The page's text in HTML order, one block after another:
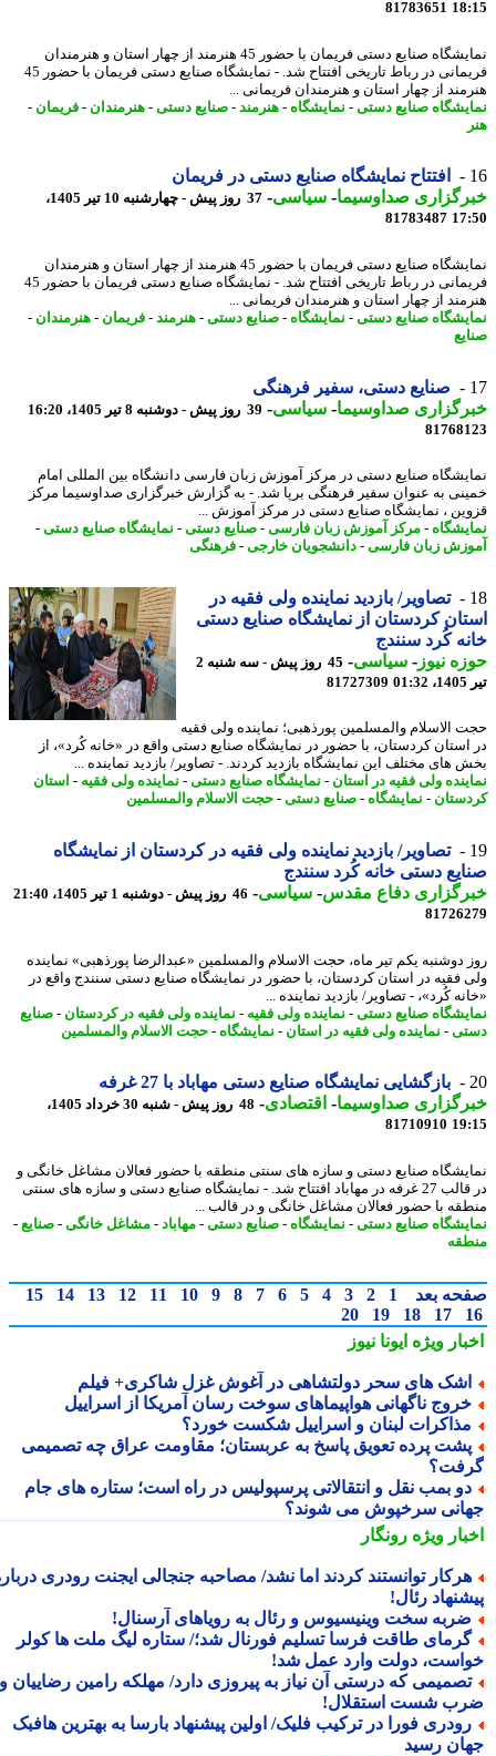
81783651
نمایشگاه صنایع دستی فریمان با حضور 45 هنرمند از چهار استان و هنرمندان
فریمانی در رباط تاریخی افتتاح شد. - نمایشگاه صنایع دستی فریمان با حضور 45
از چهار استان و هنرمندان فریمانی ...
صنایع دستی-نمایشگاه-هنرمند-صنایع دستی-هنرمندان- فریمان-
افتتاح نمایشگاه صنایع دستی در فریمان
صداوسیما-سیاسی-
37 روز پیش - چهارشنبه 10 تیر 1405،
81783487
نمایشگاه صنایع دستی فریمان با حضور 45 هنرمند از چهار استان و هنرمندان
فریمانی در رباط تاریخی افتتاح شد. - نمایشگاه صنایع دستی فریمان با حضور 45
از چهار استان و هنرمندان فریمانی ...
صنایع دستی-نمایشگاه-صنایع دستی-هنرمند-فریمان-هنرمندان-
صنایع دستی، سفیر فرهنگی
صداوسیما-سیاسی-39 روز پیش - دوشنبه 8 تیر 1405، 16:20
صنایع دستی در مرکز آموزش زبان فارسی دانشگاه بین المللی امام
به عنوان سفیر فرهنگی برپا شد. - به گزارش خبرگزاری صداوسیما مرکز
، نمایشگاه صنایع دستی در مرکز آموزش ...
-مرکز آموزش زبان فارسی -صنایع دستی-نمایشگاه صنایع دستی-
زبان فارسی -دانشجویان خارجی-فرهنگی
تصاویر/ بازدید نماینده ولی فقیه در
کردستان از نمایشگاه صنایع دستی
کُرد سنندج
نیوز-سیاسی-
45 روز پیش - سه شنبه 2
81727309
الاسلام والمسلمین پورذهبی؛ نماینده ولی فقیه
کردستان، با حضور در نمایشگاه صنایع دستی واقع در «خانه کُرد»، از
های مختلف این نمایشگاه بازدید کردند. - تصاویر/ بازدید نماینده ...
ولی فقیه در استان-نمایشگاه صنایع دستی-نماینده ولی فقیه -استان
-نمایشگاه-صنایع دستی-حجت الاسلام والمسلمین
تصاویر/ بازدید نماینده ولی فقیه در کردستان از نمایشگاه
دستی خانه کُرد سنندج
دفاع مقدس-سیاسی-46 روز پیش - دوشنبه 1 تیر 1405، 21:40
دوشنبه یکم تیر ماه، حجت الاسلام والمسلمین «عبدالرضا پورذهبی» نماینده
فقیه در استان کردستان، با حضور در نمایشگاه صنایع دستی سنندج واقع در
کُرد»، - تصاویر/ بازدید نماینده ...
صنایع دستی-نماینده ولی فقیه -نماینده ولی فقیه در کردستان-صنایع
-نماینده ولی فقیه در استان-نمایشگاه-حجت الاسلام والمسلمین
بازگشایی نمایشگاه صنایع دستی مهاباد با 27 غرفه
صداوسیما-اقتصادی-
48 روز پیش - شنبه 30 خرداد 1405،
81710910
صنایع دستی و سازه های سنتی منطقه با حضور فعالان مشاغل خانگی و
در قالب 27 غرفه در مهاباد افتتاح شد. - نمایشگاه صنایع دستی و سازه های سنتی
با حضور فعالان مشاغل خانگی و در قالب ...
صنایع دستی-نمایشگاه-صنایع دستی-مهاباد-مشاغل خانگی-صنایع-
بعد 1
2
3
4
5
6
7
8
9
10
11
12
13
14
15
17
18
19
20
ویژهایونا نیوز
های سحر دولتشاهی در آغوش غزل شاکری+ فیلم
ناگهانی هواپیماهای سوخت رسان آمریکا از اسراییل
لبنان و اسراییل شکست خورد؟
پرده تعویق پاسخ به عربستان؛ مقاومت عراق چه تصمیمی
بمب نقل و انتقالاتی پرسپولیس در راه است؛ ستاره های جام
سرخپوش می شوند؟
ویژهرونگار
توانستند کردند اما نشد/ مصاحبه جنجالی ایجنت رودری درباره
رئال!
سخت وینیسیوس و رئال به رویاهای آرسنال!
طاقت فرسا تسلیم فورنال شد؛/ ستاره لیگ ملت ها کولر
دولت وارد عمل شد!
که درستی آن نیاز به پیروزی دارد/ مهلکه رامین رضاییان و
شست استقلال!
فورا در ترکیب فلیک/ اولین پیشنهاد بارسا به بهترین هافبک
رسید